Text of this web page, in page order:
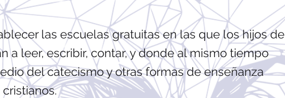
las escuelas gratuitas en las que los hijos de
a leer, escribir, contar, y donde al mismo tiempo
del catecismo y otras formas de enseñanza